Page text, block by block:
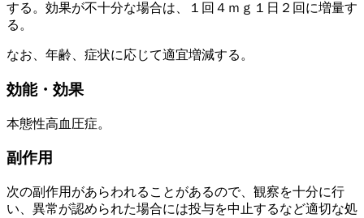
する。効果が不十分な場合は、１回４ｍｇ１日２回に増量す
る。
なお、年齢、症状に応じて適宜増減する。
効能・効果
本態性高血圧症。
副作用
次の副作用があらわれることがあるので、観察を十分に行
い、異常が認められた場合には投与を中止するなど適切な処